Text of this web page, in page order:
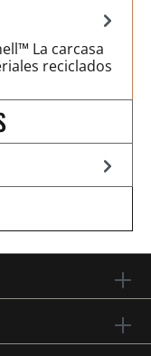
La carcasa
reciclados